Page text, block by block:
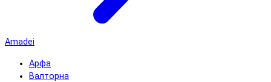
Amadei
Арфа
Валторна